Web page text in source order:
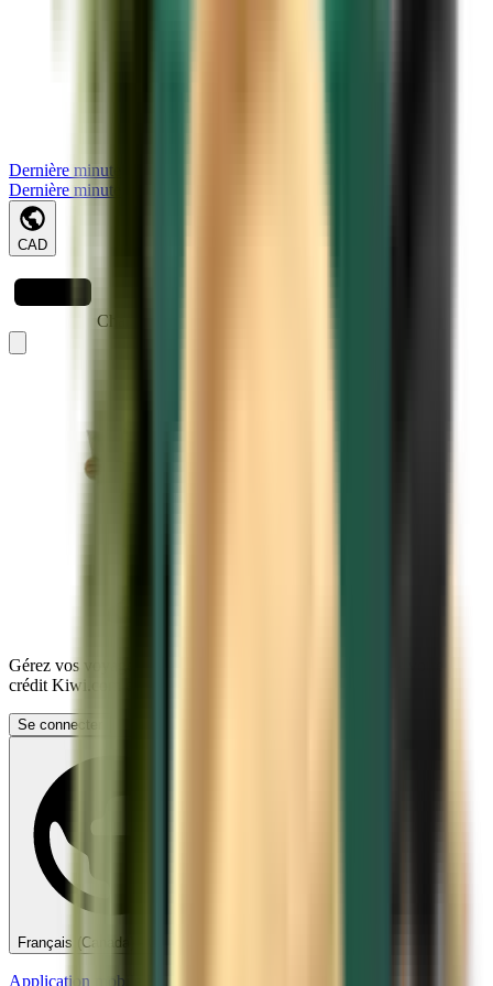
Dernière minute
Dernière minute
CAD
Chargement
Gérez vos voyages, définissez des alertes de prix, utilisez votre
crédit Kiwi.com et bénéficiez d’une aide personnalisée.
Se connecter
Français (Canada) - CAD CA$
Application mobile Kiwi.com